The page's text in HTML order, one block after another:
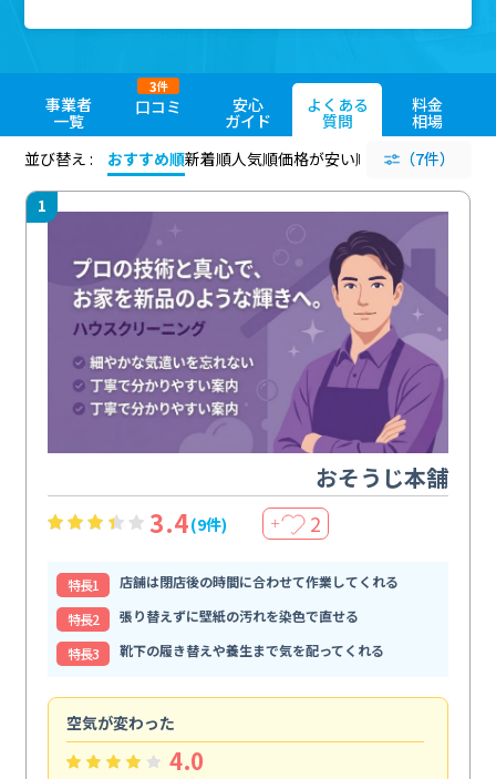
事業者
一覧
口コミ
3件
安心
ガイド
よくある
質問
料金
相場
並び替え :
おすすめ順新着順人気順価格が安い順 評価が高い順
（7件）
1
おそうじ本舗
3.4(9件) ＋ 2
特⻑1
店舗は閉店後の時間に合わせて作業してくれる
特⻑2
張り替えずに壁紙の汚れを染色で直せる
特⻑3
靴下の履き替えや養生まで気を配ってくれる
空気が変わった
4.0